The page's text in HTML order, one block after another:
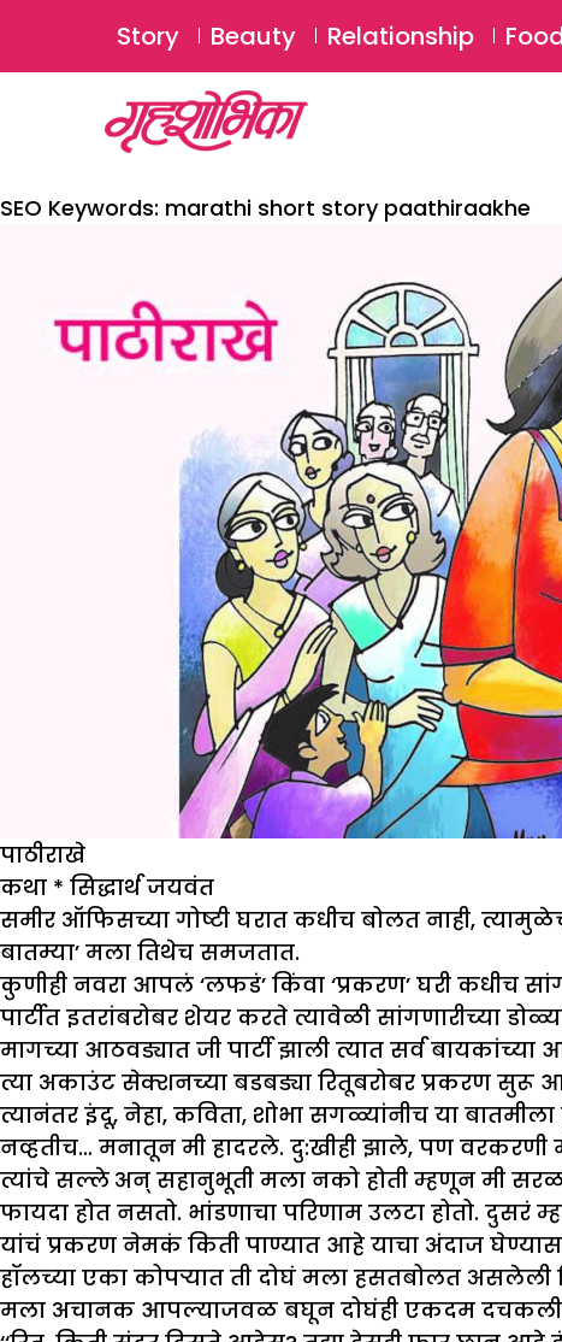
Story Beauty Relationship
SEO Keywords: marathi short story paathiraakhe
पाठीराखे
कथा * सिद्धार्थ जयवंत
समीर ऑफिसच्या गोष्टी घरात कधीच बोलत नाही,
बातम्या’ मला तिथेच समजतात.
कुणीही नवरा आपलं ‘लफडं’ किंवा ‘प्रकरण’ घरी कधीच
पार्टीत इतरांबरोबर शेयर करते त्यावेळी सांगणारीच्या
मागच्या आठवड्यात जी पार्टी झाली त्यात सर्व
त्या अकाउंट सेक्शनच्या बडबड्या रितूबरोबर प्रकरण सुरू
त्यानंतर इंदू, नेहा, कविता, शोभा सगळ्यांनीच या
नव्हतीच… मनातून मी हादरले. दु:खीही झाले, पण वरकरणी
त्यांचे सल्ले अन् सहानुभूती मला नको होती म्हणून मी
फायदा होत नसतो. भांडणाचा परिणाम उलटा होतो. दुसरं
यांचं प्रकरण नेमकं किती पाण्यात आहे याचा अंदाज
हॉलच्या एका कोपऱ्यात ती दोघं मला हसतबोलत
मला अचानक आपल्याजवळ बघून दोघंही एकदम दचकलीच!